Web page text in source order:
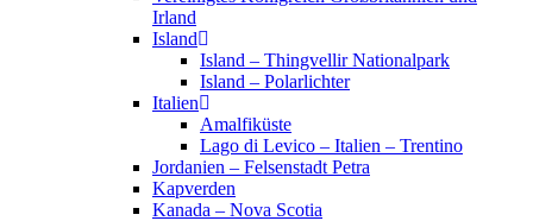
Irland
Island
Island – Thingvellir Nationalpark
Island – Polarlichter
Italien
Amalfiküste
Lago di Levico – Italien – Trentino
Jordanien – Felsenstadt Petra
Kapverden
Kanada – Nova Scotia